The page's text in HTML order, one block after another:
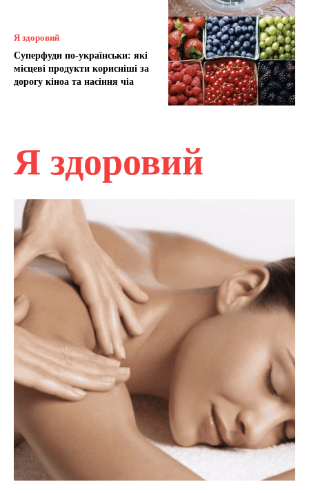
Я здоровий
Суперфуди по-українськи: які
місцеві продукти корисніші за
дорогу кіноа та насіння чіа
Я здоровий